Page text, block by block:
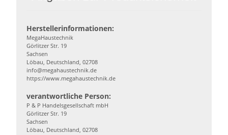
Herstellerinformationen:
MegaHaustechnik
Görlitzer Str. 19
Sachsen
Löbau, Deutschland, 02708
info@megahaustechnik.de
https://www.megahaustechnik.de
verantwortliche Person:
P & P Handelsgesellschaft mbH
Görlitzer Str. 19
Sachsen
Löbau, Deutschland, 02708